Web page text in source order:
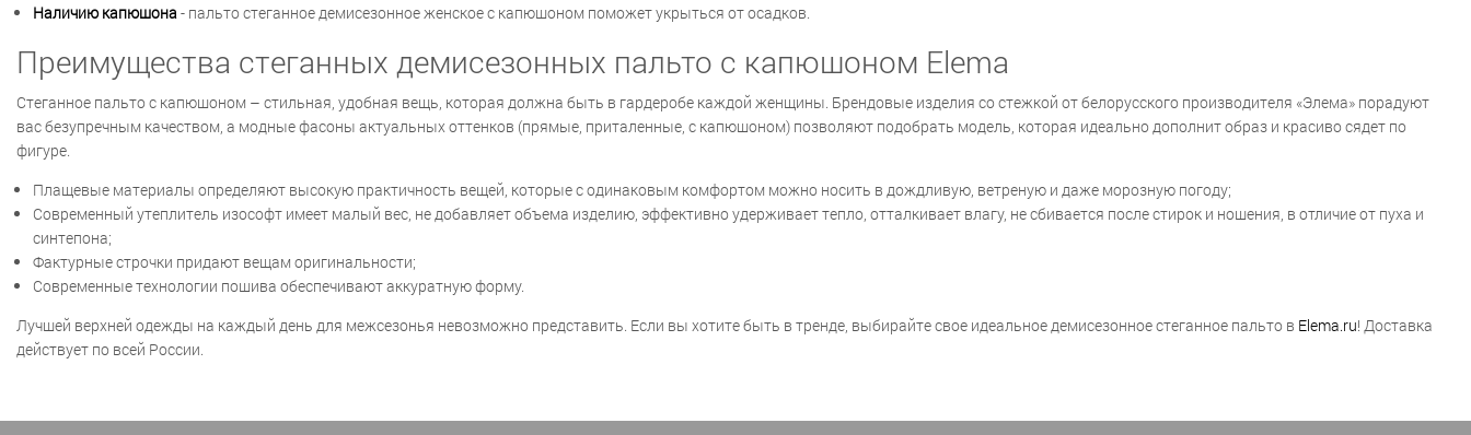
Наличию капюшона- пальто стеганное демисезонное женское с капюшоном поможет укрыться от осадков.
Преимущества стеганных демисезонных пальто с капюшоном Elema
Стеганное пальто с капюшоном – стильная, удобная вещь, которая должна быть в гардеробе каждой женщины. Брендовые изделия со стежкой от белорусского производителя «Элема» порадуют
вас безупречным качеством, а модные фасоны актуальных оттенков (прямые, приталенные, с капюшоном) позволяют подобрать модель, которая идеально дополнит образ и красиво сядет по
фигуре.
Плащевые материалы определяют высокую практичность вещей, которые с одинаковым комфортом можно носить в дождливую, ветреную и даже морозную погоду;
Современный утеплитель изософт имеет малый вес, не добавляет объема изделию, эффективно удерживает тепло, отталкивает влагу, не сбивается после стирок и ношения, в отличие от пуха и
синтепона;
Фактурные строчки придают вещам оригинальности;
Современные технологии пошива обеспечивают аккуратную форму.
Лучшей верхней одежды на каждый день для межсезонья невозможно представить. Если вы хотите быть в тренде, выбирайте свое идеальное демисезонное стеганное пальто в Elema.ru! Доставка
действует по всей России.